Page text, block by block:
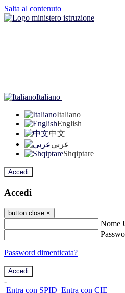
Salta al contenuto
Italiano
Italiano
English
中文
عربى
Shqiptare
Accedi
Accedi
button close ×
Nome
Password dimenticata?
-
Entra con SPID Entra con CIE